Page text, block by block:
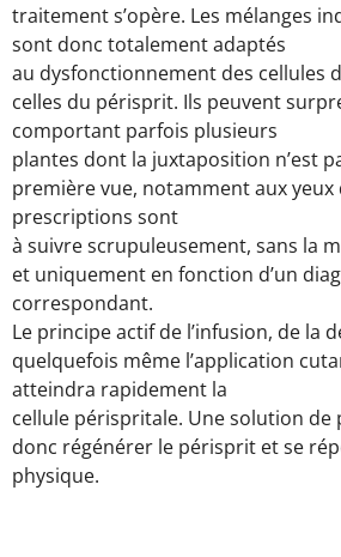
traitement s’opère. Les mélanges
sont donc totalement adaptés
au dysfonctionnement des cellules
celles du périsprit. Ils peuvent
comportant parfois plusieurs
plantes dont la juxtaposition n’est
première vue, notamment aux yeux
prescriptions sont
à suivre scrupuleusement, sans la
et uniquement en fonction d’un
correspondant.
Le principe actif de l’infusion, de la
quelquefois même l’application
atteindra rapidement la
cellule périspritale. Une solution de
donc régénérer le périsprit et se
physique.